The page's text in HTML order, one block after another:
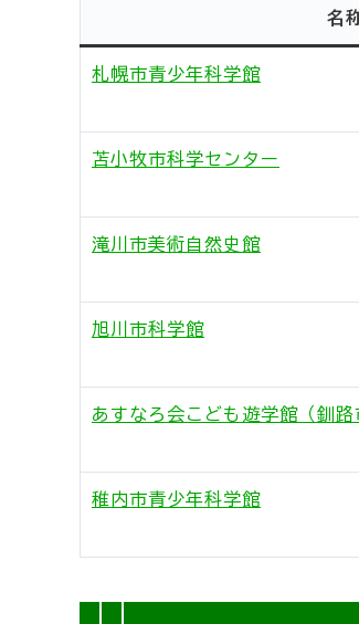
名
札幌市青少年科学館
苫小牧市科学センター
滝川市美術自然史館
旭川市科学館
あすなろ会こども遊学館（釧路
稚内市青少年科学館